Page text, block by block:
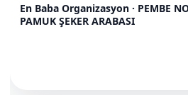
En Baba Organizasyon · PEMBE
PAMUK ŞEKER ARABASI